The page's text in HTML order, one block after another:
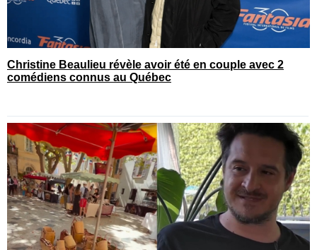
Christine Beaulieu révèle avoir été en couple avec 2
comédiens connus au Québec